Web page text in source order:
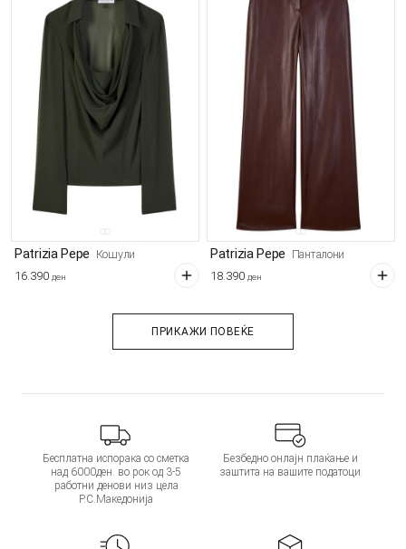
Patrizia Pepe Кошули
16.390 ден
Patrizia Pepe Панталони
18.390 ден
ПРИКАЖИ ПОВЕЌЕ
Бесплатна испорака со сметка
над 6000ден. во рок од 3-5
работни денови низ цела
Р.С.Македонија
Безбедно онлајн плаќање и
заштита на вашите податоци